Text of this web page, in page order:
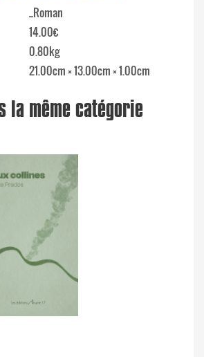
_Roman
14.00€
0.80kg
21.00cm × 13.00cm × 1.00cm
la même catégorie